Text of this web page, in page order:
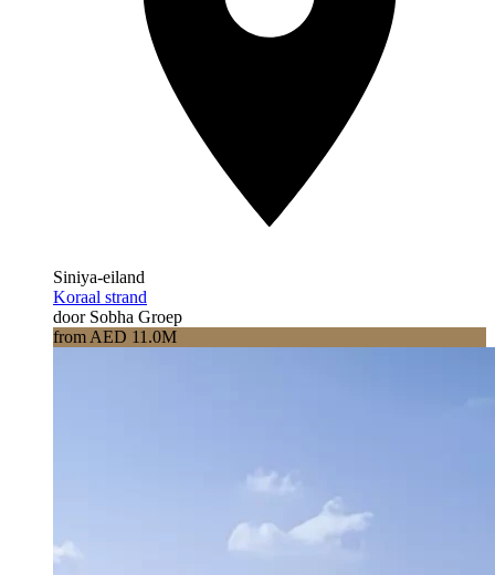
Siniya-eiland
Koraal strand
door Sobha Groep
from AED 11.0M